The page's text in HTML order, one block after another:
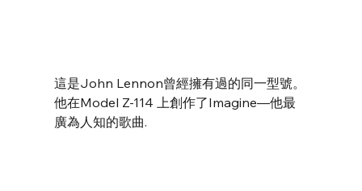
這是John Lennon曾經擁有過的同一型號。
他在Model Z-114 上創作了Imagine—他最
廣為人知的歌曲.